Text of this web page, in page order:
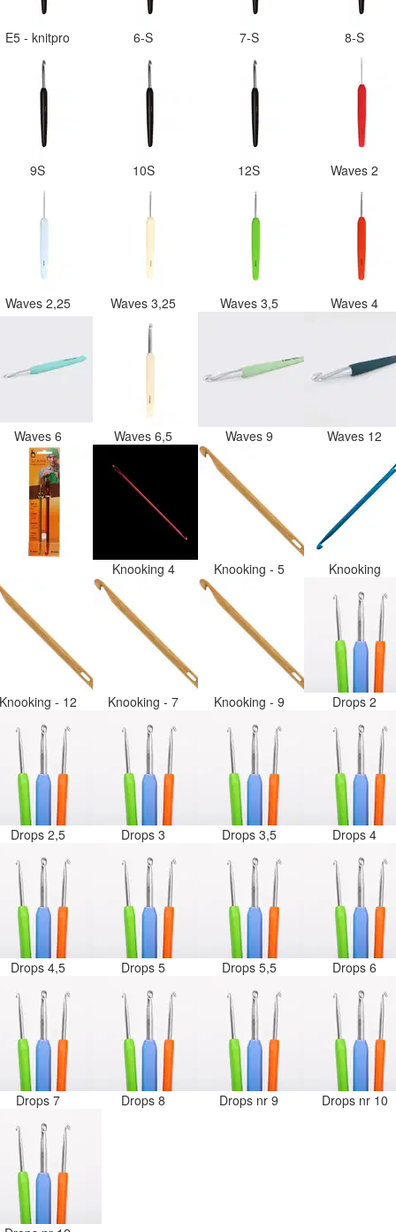
E5 - knitpro 6-S 7-S 8-S
9S 10S 12S Waves 2
Waves 2,25 Waves 3,25 Waves 3,5 Waves 4
Waves 6 Waves 6,5 Waves 9 Waves 12
Knooking 4 Knooking - 5 Knooking
- 12 Knooking - 7 Knooking - 9 Drops 2
Drops 2,5 Drops 3 Drops 3,5 Drops 4
Drops 4,5 Drops 5 Drops 5,5 Drops 6
Drops 7 Drops 8 Drops nr 9 Drops nr 10